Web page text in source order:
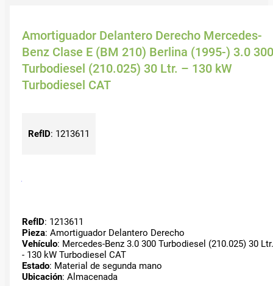
Amortiguador Delantero Derecho Mercedes-
Benz Clase E (BM 210) Berlina (1995-) 3.0 300
Turbodiesel (210.025) 30 Ltr. – 130 kW
Turbodiesel CAT
RefID: 1213611
RefID: 1213611
Pieza: Amortiguador Delantero Derecho
Vehículo: Mercedes-Benz 3.0 300 Turbodiesel (210.025) 30 Ltr.
- 130 kW Turbodiesel CAT
Estado: Material de segunda mano
Ubicación: Almacenada